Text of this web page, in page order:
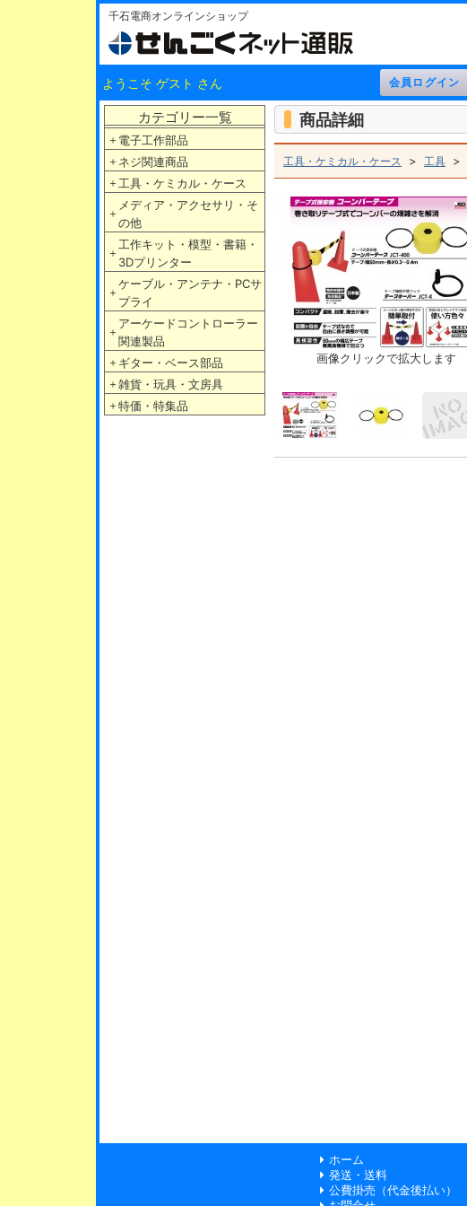
千石電商オンラインショップ
ようこそ ゲスト さん
カテゴリー一覧
＋ 電子工作部品
＋ ネジ関連商品
＋ 工具・ケミカル・ケース
＋
メディア・アクセサリ・そ
の他
＋
工作キット・模型・書籍・
3Dプリンター
＋
ケーブル・アンテナ・PCサ
プライ
＋
アーケードコントローラー
関連製品
＋ ギター・ベース部品
＋ 雑貨・玩具・文房具
＋ 特価・特集品
商品詳細
工具・ケミカル・ケース > 工具 >
画像クリックで拡大します
ホーム
発送・送料
公費掛売（代金後払い）